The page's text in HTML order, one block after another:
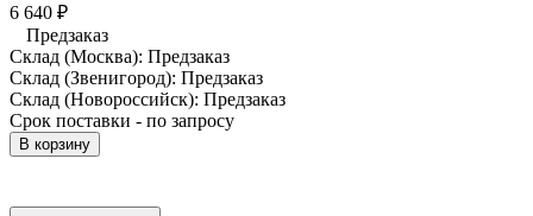
6 640 ₽
Предзаказ
Склад (Москва): Предзаказ
Склад (Звенигород): Предзаказ
Склад (Новороссийск): Предзаказ
Срок поставки - по запросу
В корзину